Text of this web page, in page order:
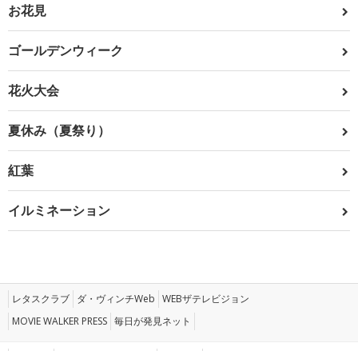
お花見
ゴールデンウィーク
花火大会
夏休み（夏祭り）
紅葉
イルミネーション
レタスクラブ ダ・ヴィンチWeb WEBザテレビジョン
MOVIE WALKER PRESS 毎日が発見ネット